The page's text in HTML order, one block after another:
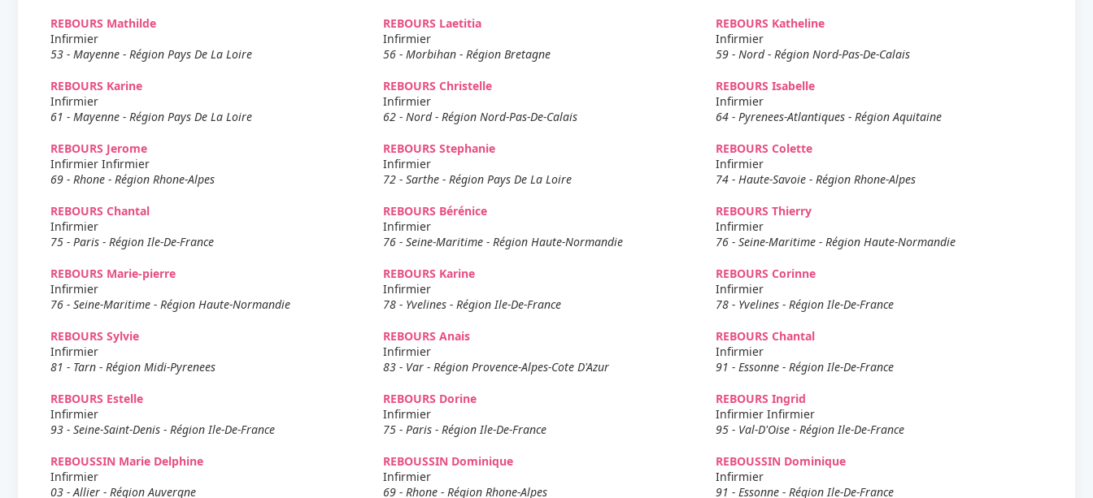
REBOURS Mathilde
Infirmier
53 - Mayenne - Région Pays De La Loire
REBOURS Laetitia
Infirmier
56 - Morbihan - Région Bretagne
REBOURS Katheline
Infirmier
59 - Nord - Région Nord-Pas-De-Calais
REBOURS Karine
Infirmier
61 - Mayenne - Région Pays De La Loire
REBOURS Christelle
Infirmier
62 - Nord - Région Nord-Pas-De-Calais
REBOURS Isabelle
Infirmier
64 - Pyrenees-Atlantiques - Région Aquitaine
REBOURS Jerome
Infirmier Infirmier
69 - Rhone - Région Rhone-Alpes
REBOURS Stephanie
Infirmier
72 - Sarthe - Région Pays De La Loire
REBOURS Colette
Infirmier
74 - Haute-Savoie - Région Rhone-Alpes
REBOURS Chantal
Infirmier
75 - Paris - Région Ile-De-France
REBOURS Bérénice
Infirmier
76 - Seine-Maritime - Région Haute-Normandie
REBOURS Thierry
Infirmier
76 - Seine-Maritime - Région Haute-Normandie
REBOURS Marie-pierre
Infirmier
76 - Seine-Maritime - Région Haute-Normandie
REBOURS Karine
Infirmier
78 - Yvelines - Région Ile-De-France
REBOURS Corinne
Infirmier
78 - Yvelines - Région Ile-De-France
REBOURS Sylvie
Infirmier
81 - Tarn - Région Midi-Pyrenees
REBOURS Anais
Infirmier
83 - Var - Région Provence-Alpes-Cote D'Azur
REBOURS Chantal
Infirmier
91 - Essonne - Région Ile-De-France
REBOURS Estelle
Infirmier
93 - Seine-Saint-Denis - Région Ile-De-France
REBOURS Dorine
Infirmier
75 - Paris - Région Ile-De-France
REBOURS Ingrid
Infirmier Infirmier
95 - Val-D'Oise - Région Ile-De-France
REBOUSSIN Marie Delphine
Infirmier
03 - Allier - Région Auvergne
REBOUSSIN Dominique
Infirmier
69 - Rhone - Région Rhone-Alpes
REBOUSSIN Dominique
Infirmier
91 - Essonne - Région Ile-De-France